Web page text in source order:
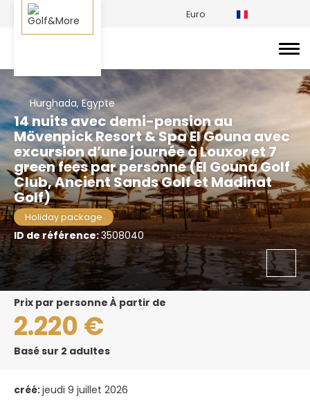
Euro
Hurghada, Egypte
14 nuits avec demi-pension au
Mövenpick Resort & Spa El Gouna avec
excursion d’une journée à Louxor et 7
green fees par personne (El Gouna Golf
Club, Ancient Sands Golf et Madinat
Golf)
Holiday package
ID de référence:3508040
prix par personne À partir de
2.220 €
Basé sur 2 adultes
créé:jeudi 9 juillet 2026